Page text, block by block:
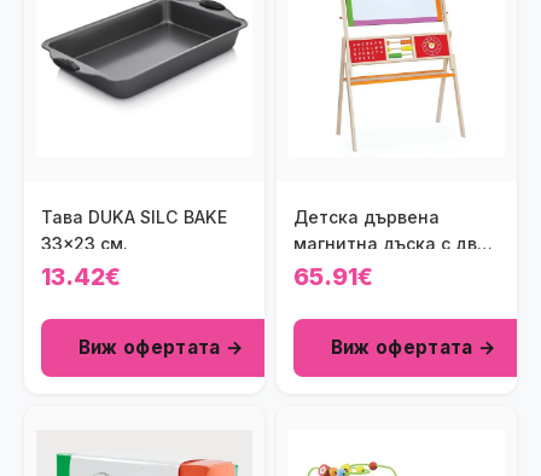
Тава DUKA SILC BAKE
33x23 см.
13.42€
Виж офертата →
Детска дървена
магнитна дъска с две
лица Viga toys
65.91€
Виж офертата →